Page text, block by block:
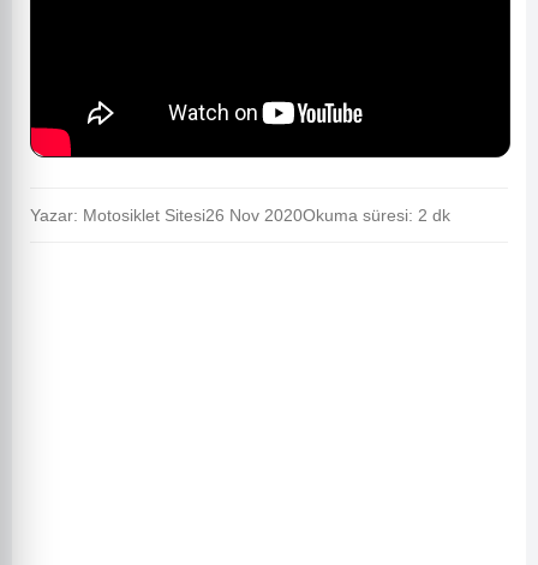
Yazar: Motosiklet Sitesi26 Nov 2020Okuma süresi: 2 dk